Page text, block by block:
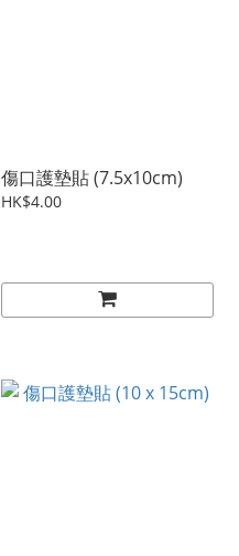
傷口護墊貼 (7.5x10cm)
HK$4.00